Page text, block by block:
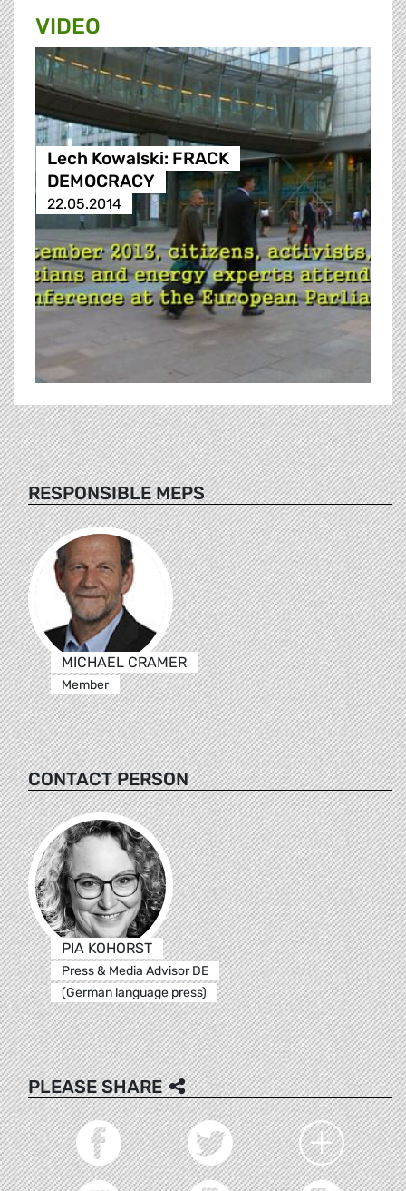
VIDEO
Lech Kowalski: FRACK
DEMOCRACY
22.05.2014
RESPONSIBLE MEPS
MICHAEL CRAMER
Member
CONTACT PERSON
PIA KOHORST
Press & Media Advisor DE
(German language press)
PLEASE SHARE